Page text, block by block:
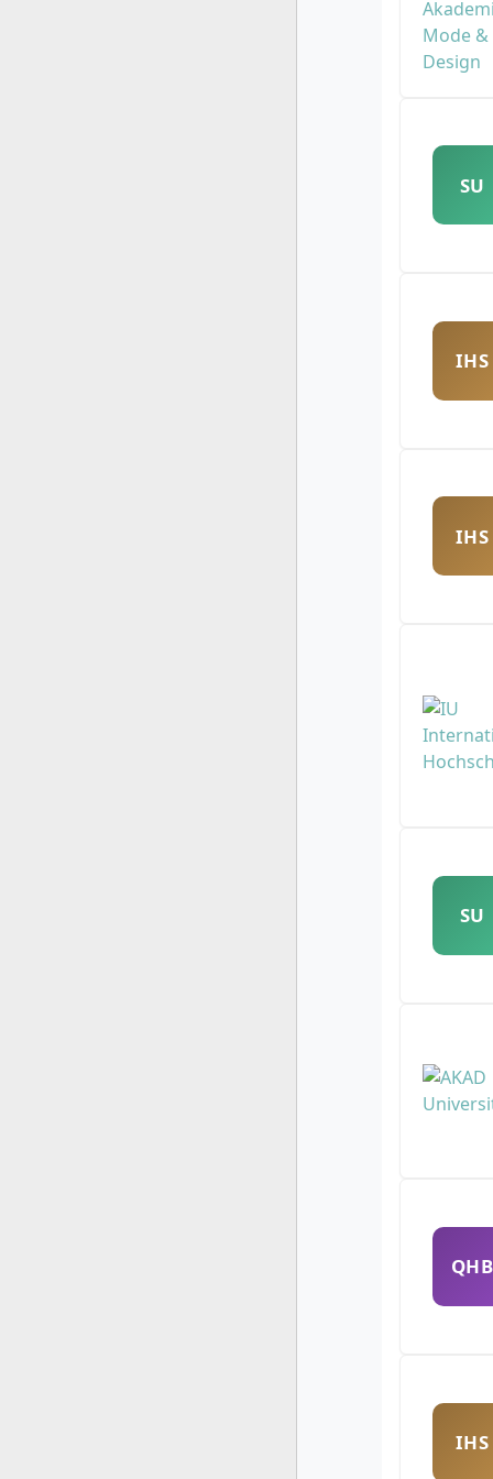
SU
IHS
IHS
SU
QHB
IHS